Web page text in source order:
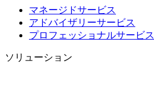
マネージドサービス
アドバイザリーサービス
プロフェッショナルサービス
ソリューション